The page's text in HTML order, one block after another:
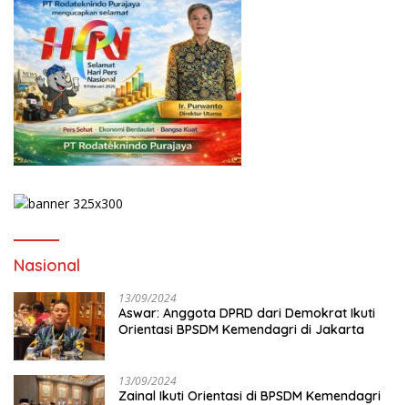
Nasional
13/09/2024
Aswar: Anggota DPRD dari Demokrat Ikuti
Orientasi BPSDM Kemendagri di Jakarta
13/09/2024
Zainal Ikuti Orientasi di BPSDM Kemendagri